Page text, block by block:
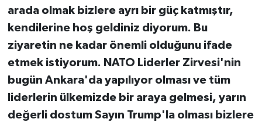
arada olmak bizlere ayrı bir güç katmıştır,
kendilerine hoş geldiniz diyorum. Bu
ziyaretin ne kadar önemli olduğunu ifade
etmek istiyorum. NATO Liderler Zirvesi'nin
bugün Ankara'da yapılıyor olması ve tüm
liderlerin ülkemizde bir araya gelmesi, yarın
değerli dostum Sayın Trump'la olması bizlere